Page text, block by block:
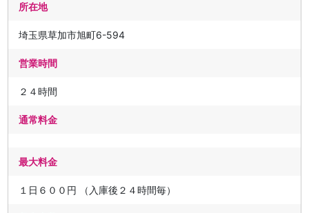
所在地
埼玉県草加市旭町6-594
営業時間
２４時間
通常料金
最大料金
１日６００円 （入庫後２４時間毎）